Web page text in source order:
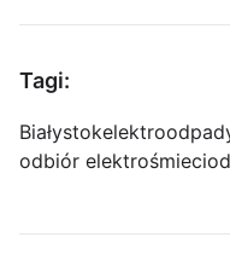
Tagi:
Białystok
odbiór elektrośmieci